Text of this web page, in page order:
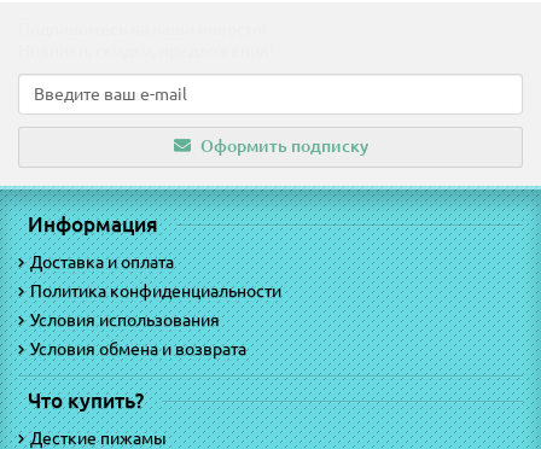
Оформить подписку
Информация
Доставка и оплата
Политика конфиденциальности
Условия использования
Условия обмена и возврата
Что купить?
Десткие пижамы